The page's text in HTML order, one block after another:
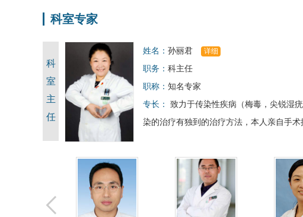
科室专家
科
室
主
任
姓名： 孙丽君 详细
职务： 科主任
职称： 知名专家
专长：
致力于传染性疾病（梅毒 ，尖锐湿
染的治疗有独到的治疗方法，本人亲自手